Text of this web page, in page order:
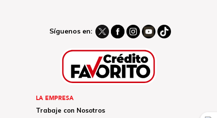
Síguenos en:
LA EMPRESA
Trabaje con Nosotros